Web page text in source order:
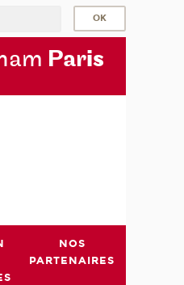
Paris
NOS
PARTENAIRES